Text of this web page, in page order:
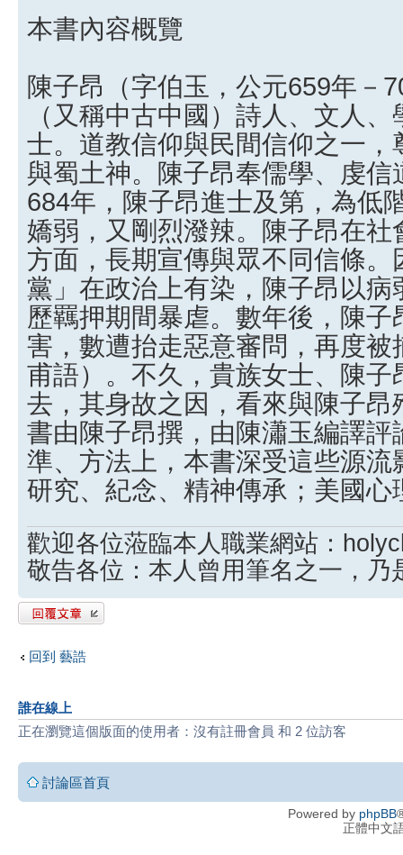
本書內容概覽
陳子昂（字伯玉，公元659年－
（又稱中古中國）詩人、文人
士。道教信仰與民間信仰之一
與蜀土神。陳子昂奉儒學、虔
684年，陳子昂進士及第，為低
嬌弱，又剛烈潑辣。陳子昂在
方面，長期宣傳與眾不同信條
黨」在政治上有染，陳子昂以
歷羈押期間暴虐。數年後，陳
害，數遭抬走惡意審問，再度
甫語）。不久，貴族女士、陳
去，其身故之因，看來與陳子
書由陳子昂撰，由陳瀟玉編譯評
準、方法上，本書深受這些源
研究、紀念、精神傳承；美國
歡迎各位蒞臨本人職業網站：
敬告各位：本人曾用筆名之一，乃
發表回覆
回到 藝誥
誰在線上
正在瀏覽這個版面的使用者：沒有註冊會員 和 2 位訪客
討論區首頁
Powered by phpBB
正體中文